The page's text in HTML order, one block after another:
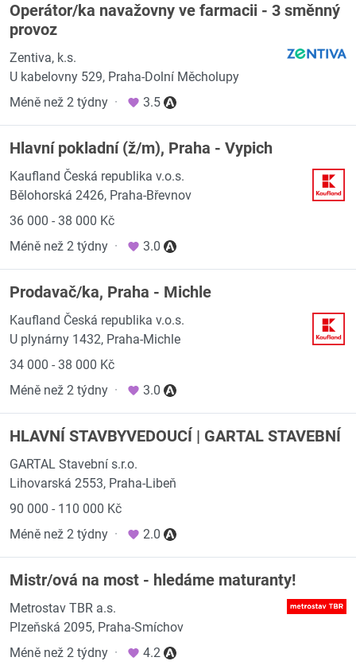
Operátor/ka navažovny ve farmacii - 3 směnný
provoz
Zentiva, k.s.
U kabelovny 529, Praha-Dolní Měcholupy
Méně než 2 týdny · 3.5
Hlavní pokladní (ž/m), Praha - Vypich
Kaufland Česká republika v.o.s.
Bělohorská 2426, Praha-Břevnov
36 000 - 38 000 Kč
Méně než 2 týdny · 3.0
Prodavač/ka, Praha - Michle
Kaufland Česká republika v.o.s.
U plynárny 1432, Praha-Michle
34 000 - 38 000 Kč
Méně než 2 týdny · 3.0
HLAVNÍ STAVBYVEDOUCÍ | GARTAL STAVEBNÍ
GARTAL Stavební s.r.o.
Lihovarská 2553, Praha-Libeň
90 000 - 110 000 Kč
Méně než 2 týdny · 2.0
Mistr/ová na most - hledáme maturanty!
Metrostav TBR a.s.
Plzeňská 2095, Praha-Smíchov
Méně než 2 týdny · 4.2